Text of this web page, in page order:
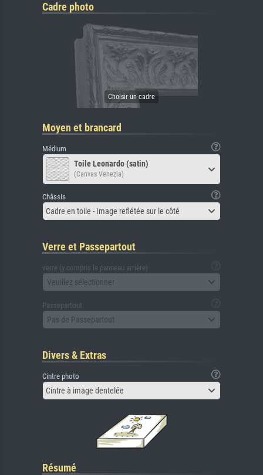
Cadre photo
Moyen et brancard
Médium
Toile Leonardo (satin)
(Canvas Venezia)
Châssis
Cadre en toile - Image reflétée sur le côté
Verre et Passepartout
verre (y compris le panneau arrière)
Veuillez sélectionner
Passepartout
Pas de Passepartout
Divers & Extras
Cintre photo
Cintre à image dentelée
Résumé